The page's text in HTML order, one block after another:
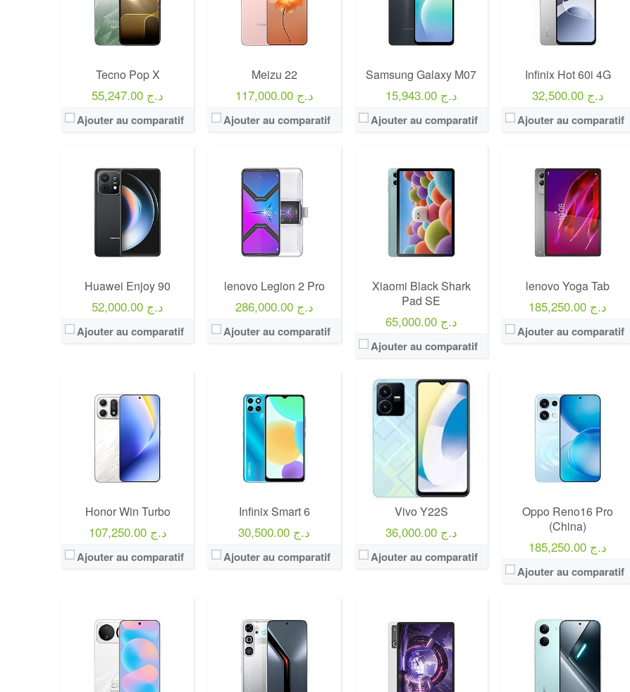
Tecno Pop X
55,247.00 د.ج
Ajouter au comparatif
Meizu 22
117,000.00 د.ج
Ajouter au comparatif
Samsung Galaxy M07
15,943.00 د.ج
Ajouter au comparatif
Infinix Hot 60i 4G
32,500.00 د.ج
Ajouter au comparatif
Huawei Enjoy 90
52,000.00 د.ج
Ajouter au comparatif
lenovo Legion 2 Pro
286,000.00 د.ج
Ajouter au comparatif
Xiaomi Black Shark
Pad SE
65,000.00 د.ج
Ajouter au comparatif
lenovo Yoga Tab
185,250.00 د.ج
Ajouter au comparatif
Honor Win Turbo
107,250.00 د.ج
Ajouter au comparatif
Infinix Smart 6
30,500.00 د.ج
Ajouter au comparatif
Vivo Y22S
36,000.00 د.ج
Ajouter au comparatif
Oppo Reno16 Pro
(China)
185,250.00 د.ج
Ajouter au comparatif